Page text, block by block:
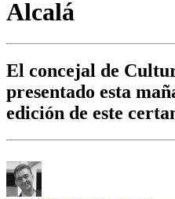
Alcalá
El concejal de
presentado esta
edición de este